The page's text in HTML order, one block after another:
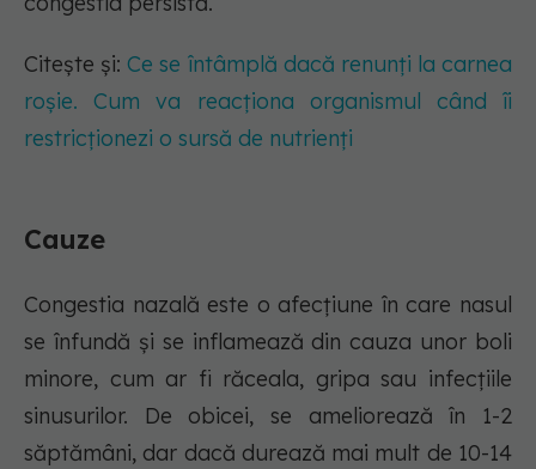
Citește și:Ce se întâmplă dacă renunți la carnea
roșie. Cum va reacționa organismul când îi
restricționezi o sursă de nutrienți
Cauze
Congestia nazală este o afecțiune în care nasul
se înfundă și se inflamează din cauza unor boli
minore, cum ar fi răceala, gripa sau infecțiile
sinusurilor. De obicei, se ameliorează în 1-2
săptămâni, dar dacă durează mai mult de 10-14